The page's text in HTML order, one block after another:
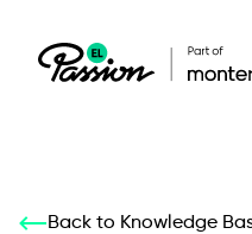
Our services:
Our services:
Back to Knowledge